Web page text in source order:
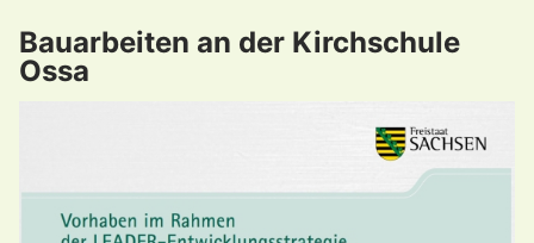
Bauarbeiten an der Kirchschule
Ossa